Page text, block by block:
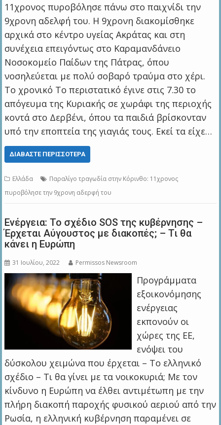
11χρονος πυροβόλησε πάνω στο παιχνίδι την
9χρονη αδελφή του. Η 9χρονη διακομίσθηκε
αρχικά στο κέντρο υγείας Ακράτας και στη
συνέχεια επειγόντως στο Καραμανδάνειο
Νοσοκομείο Παίδων της Πάτρας, όπου
νοσηλεύεται με πολύ σοβαρό τραύμα στο χέρι.
Το χρονικό Το περιστατικό έγινε στις 7.30 το
απόγευμα της Κυριακής σε χωράφι της περιοχής
κοντά στο Δερβένι, όπου τα παιδιά βρίσκονταν
υπό την εποπτεία της γιαγιάς τους. Εκεί τα είχε…
ΔΙΑΒΆΣΤΕ ΠΕΡΙΣΣΌΤΕΡΑ
Ελλάδα
Παραλίγο τραγωδία στην Κόρινθο: 11χρονος
πυροβόλησε την 9χρονη αδερφή του
Ενέργεια: Το σχέδιο SOS της κυβέρνησης –
Έρχεται Αύγουστος με διακοπές; – Τι θα
κάνει η Ευρώπη
31 Ιουλίου, 2022 Permissos Newsroom
Προγράμματα
εξοικονόμησης
ενέργειας
εκπονούν οι
χώρες της ΕΕ,
ενόψει του
δύσκολου χειμώνα που έρχεται – Το ελληνικό
σχέδιο – Τι θα γίνει με τα νοικοκυριά; Με τον
κίνδυνο η Ευρώπη να έλθει αντιμέτωπη με την
πλήρη διακοπή παροχής φυσικού αεριού από την
Ρωσία, η ελληνική κυβέρνηση παραμένει σε